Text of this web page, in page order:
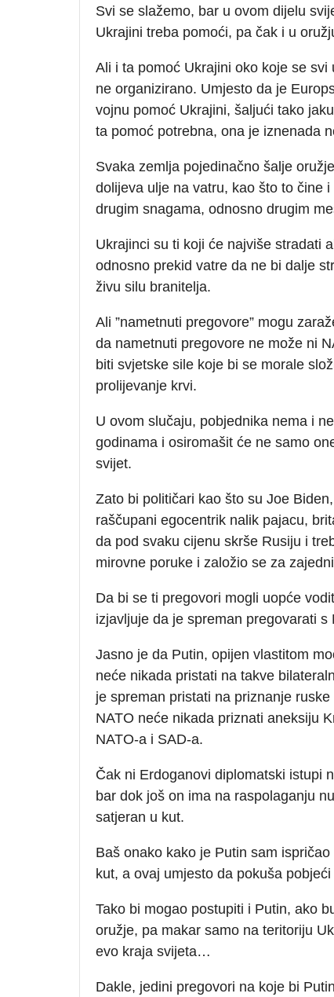
Svi se slažemo, bar u ovom dijelu
Ukrajini treba pomoći, pa čak i u
Ali i ta pomoć Ukrajini oko koje se
ne organizirano. Umjesto da je
vojnu pomoć Ukrajini, šaljući tako
ta pomoć potrebna, ona je iznenada
Svaka zemlja pojedinačno šalje
dolijeva ulje na vatru, kao što to čine
drugim snagama, odnosno drugim
Ukrajinci su ti koji će najviše stradati
odnosno prekid vatre da ne bi dalje
živu silu branitelja.
Ali ”nametnuti pregovore” mogu
da nametnuti pregovore ne može ni
biti svjetske sile koje bi se morale
prolijevanje krvi.
U ovom slučaju, pobjednika nema i
godinama i osiromašit će ne samo
svijet.
Zato bi političari kao što su Joe
raščupani egocentrik nalik pajacu,
da pod svaku cijenu skrše Rusiju i
mirovne poruke i založio se za
Da bi se ti pregovori mogli uopće
izjavljuje da je spreman pregovarati s
Jasno je da Putin, opijen vlastitom
neće nikada pristati na takve
je spreman pristati na priznanje
NATO neće nikada priznati aneksiju
NATO-a i SAD-a.
Čak ni Erdoganovi diplomatski istupi
bar dok još on ima na raspolaganju
satjeran u kut.
Baš onako kako je Putin sam
kut, a ovaj umjesto da pokuša
Tako bi mogao postupiti i Putin, ako
oružje, pa makar samo na teritoriju
evo kraja svijeta…
Dakle, jedini pregovori na koje bi